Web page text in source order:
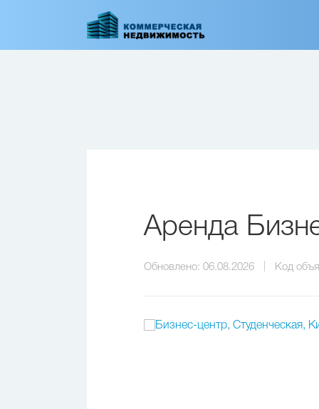
Аренда
Обновлено: 06.08.2026 Код